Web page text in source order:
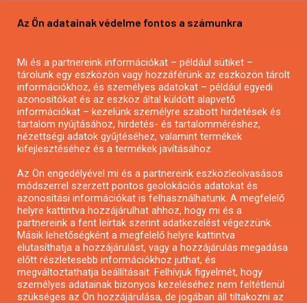
Mezőgazdasági pályázatírás
Pályázatírás civil szervezeteknek
Pályázatírás önkormányzatoknak
Pályázatfigyelés
Specifikus pályázatfigyelés vagy hírlevél
Pályázatok magánszemélyeknek
Pályázatok civil szervezeteknek
Pályázatok vállalkozásoknak
Önkormányzati pályázatok
Mezőgazdasági pályázatok
Az Ön adatainak védelme fontos a számunkra
Mi és a partnereink információkat – például sütiket –
tárolunk egy eszközön vagy hozzáférünk az eszközön tárolt
információkhoz, és személyes adatokat – például egyedi
azonosítókat és az eszköz által küldött alapvető
információkat – kezelünk személyre szabott hirdetések és
tartalom nyújtásához, hirdetés- és tartalomméréshez,
nézettségi adatok gyűjtéséhez, valamint termékek
kifejlesztéséhez és a termékek javításához.
Az Ön engedélyével mi és a partnereink eszközleolvasásos
módszerrel szerzett pontos geolokációs adatokat és
azonosítási információkat is felhasználhatunk. A megfelelő
helyre kattintva hozzájárulhat ahhoz, hogy mi és a
partnereink a fent leírtak szerint adatkezelést végezzünk.
Másik lehetőségként a megfelelő helyre kattintva
elutasíthatja a hozzájárulást, vagy a hozzájárulás megadása
előtt részletesebb információkhoz juthat, és
megváltoztathatja beállításait. Felhívjuk figyelmét, hogy
személyes adatainak bizonyos kezeléséhez nem feltétlenül
szükséges az Ön hozzájárulása, de jogában áll tiltakozni az